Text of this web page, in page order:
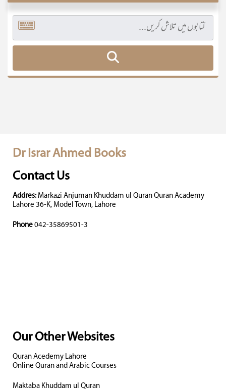
Dr Israr Ahmed Books
Contact Us
Addres: Markazi Anjuman Khuddam ul Quran Quran Academy
Lahore 36-K, Model Town, Lahore
Phone 042-35869501-3
Our Other Websites
Quran Acedemy Lahore
Online Quran and Arabic Courses
Maktaba Khuddam ul Quran